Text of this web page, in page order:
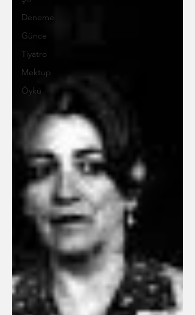
Deneme
Günce
Tiyatro
Mektup
Öykü